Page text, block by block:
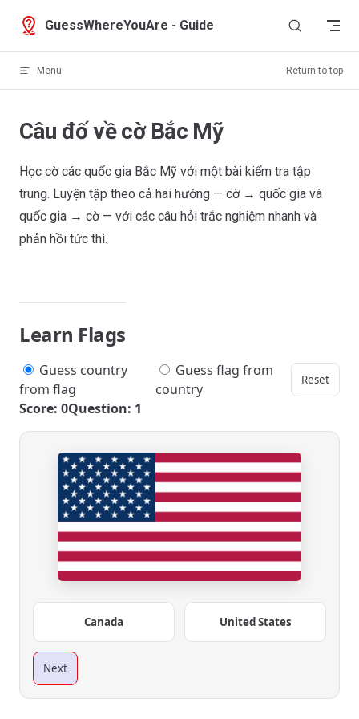
Skip to content
GuessWhereYouAre - Guide
Menu Return to top
Câu đố về cờ Bắc Mỹ
Học cờ các quốc gia Bắc Mỹ với một bài kiểm tra tập
trung. Luyện tập theo cả hai hướng — cờ → quốc gia và
quốc gia → cờ — với các câu hỏi trắc nghiệm nhanh và
phản hồi tức thì.
Learn Flags
Guess country
from flag
Guess flag from
country
Reset
Score: 0Question: 1
Canada United States
Next